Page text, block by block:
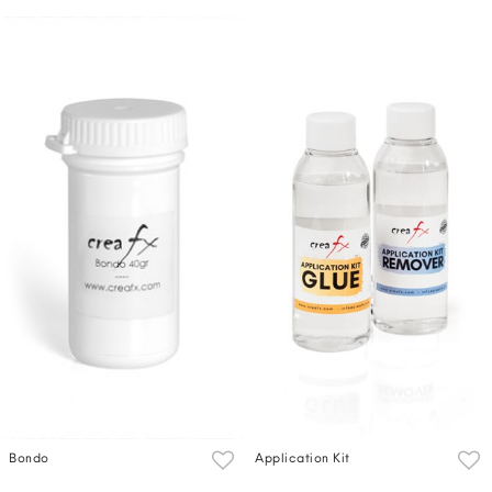
Bondo Application Kit